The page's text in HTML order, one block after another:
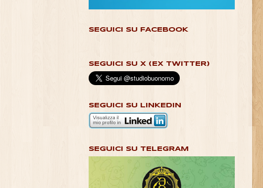
SEGUICI SU FACEBOOK
SEGUICI SU X (EX TWITTER)
SEGUICI SU LINKEDIN
SEGUICI SU TELEGRAM